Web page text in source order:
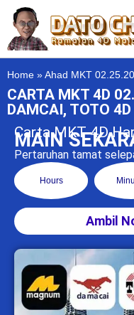
Home » Ahad MKT
CARTA MKT 4D
DAMCAI, TOTO 4D
Carta MKT 4D
MAIN
Pertaruhan tamat
Hours
Ambil